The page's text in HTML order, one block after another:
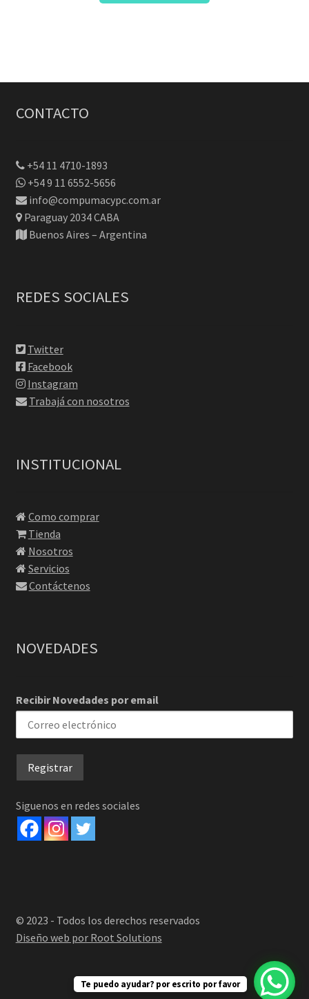
CONTACTO
+54 11 4710-1893
+54 9 11 6552-5656
info@compumacypc.com.ar
Paraguay 2034 CABA
Buenos Aires – Argentina
REDES SOCIALES
Twitter
Facebook
Instagram
Trabajá con nosotros
INSTITUCIONAL
Como comprar
Tienda
Nosotros
Servicios
Contáctenos
NOVEDADES
Recibir Novedades por email
Siguenos en redes sociales
© 2023 - Todos los derechos reservados
Diseño web por Root Solutions
Te puedo ayudar? por escrito por favor